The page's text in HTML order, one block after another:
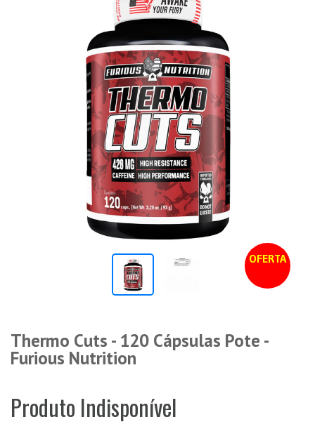
OFERTA
Thermo Cuts - 120 Cápsulas Pote -
Furious Nutrition
Produto Indisponível